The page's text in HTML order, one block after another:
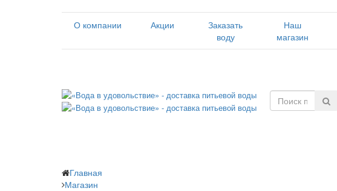
О компании Акции
Заказать
воду
Наш
магазин
Главная
Магазин